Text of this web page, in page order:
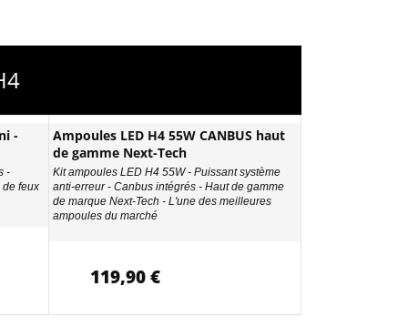
-
-
feux
Ampoules LED H4 55W CANBUS haut
de gamme Next-Tech
Kit ampoules LED H4 55W - Puissant système
anti-erreur - Canbus intégrés - Haut de gamme
de marque Next-Tech - L'une des meilleures
ampoules du marché
119,90 €